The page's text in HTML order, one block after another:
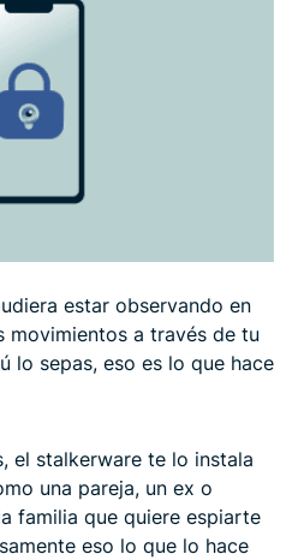
stalkerware de
estar observando en
movimientos a través de tu
lo sepas, eso es lo que hace
el stalkerware te lo instala
una pareja, un ex o
familia que quiere espiarte
eso lo que lo hace